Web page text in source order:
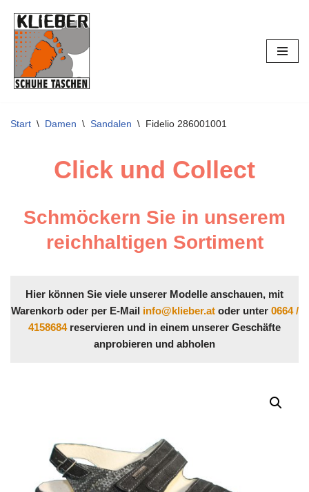
Zum
Inhalt
springen
Start \ Damen \ Sandalen \ Fidelio 286001001
Click und Collect
Schmöckern Sie in unserem
reichhaltigen Sortiment
Hier können Sie viele unserer Modelle anschauen, mit
Warenkorb oder per E-Mail info@klieber.atoder unter 0664 /
4158684reservieren und in einem unserer Geschäfte
anprobieren und abholen